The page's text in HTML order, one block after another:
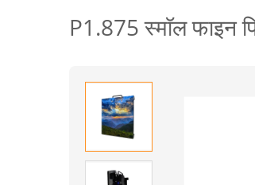
P1.875 स्मॉल फाइन